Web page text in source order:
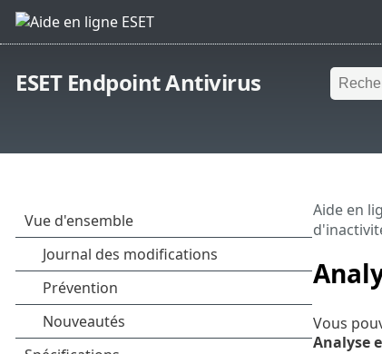
ESET Endpoint Antivirus
Aide en
Vous
Analyse